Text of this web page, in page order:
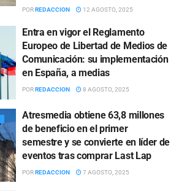
PORREDACCION 12 AGOSTO, 2025
Entra en vigor el Reglamento
Europeo de Libertad de Medios de
Comunicación: su implementación
en España, a medias
PORREDACCION 8 AGOSTO, 2025
Atresmedia obtiene 63,8 millones
de beneficio en el primer
semestre y se convierte en líder de
eventos tras comprar Last Lap
PORREDACCION 7 AGOSTO, 2025